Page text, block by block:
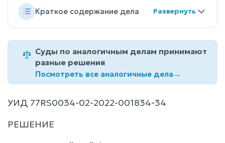
Краткое содержание дела
Суды по аналогичным делам принимают
разные решения
Посмотреть все аналогичные дела→
УИД 77RS0034-02-2022-001834-34
РЕШЕНИЕ